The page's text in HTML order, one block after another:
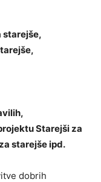
starejše,
Starejši za
starejše ipd.
dobrih